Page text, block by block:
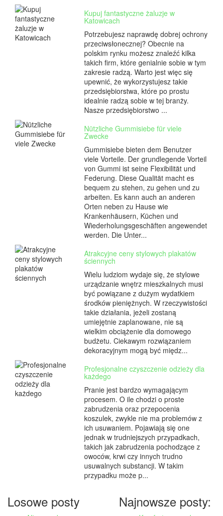
Kupuj fantastyczne żaluzje w
Katowicach
Potrzebujesz naprawdę dobrej ochrony
przeciwsłonecznej? Obecnie na
polskim rynku możesz znaleźć kilka
takich firm, które genialnie sobie w tym
zakresie radzą. Warto jest więc się
upewnić, że wykorzystujesz takie
przedsiębiorstwa, które po prostu
idealnie radzą sobie w tej branży.
Nasze przedsiębiorstwo ...
Nützliche Gummisiebe für viele
Zwecke
Gummisiebe bieten dem Benutzer
viele Vorteile. Der grundlegende Vorteil
von Gummi ist seine Flexibilität und
Federung. Diese Qualität macht es
bequem zu stehen, zu gehen und zu
arbeiten. Es kann auch an anderen
Orten neben zu Hause wie
Krankenhäusern, Küchen und
Wiederholungsgeschäften angewendet
werden. Die Unter...
Atrakcyjne ceny stylowych plakatów
ściennych
Wielu ludziom wydaje się, że stylowe
urządzanie wnętrz mieszkalnych musi
być powiązane z dużym wydatkiem
środków pieniężnych. W rzeczywistości
takie działania, jeżeli zostaną
umiejętnie zaplanowane, nie są
wielkim obciążenie dla domowego
budżetu. Ciekawym rozwiązaniem
dekoracyjnym mogą być międz...
Profesjonalne czyszczenie odzieży dla
każdego
Pranie jest bardzo wymagającym
procesem. O ile chodzi o proste
zabrudzenia oraz przepocenia
koszulek, zwykle nie ma problemów z
ich usuwaniem. Pojawiają się one
jednak w trudniejszych przypadkach,
takich jak zabrudzenia pochodzące z
owoców, krwi czy innych trudno
usuwalnych substancji. W takim
przypadku może p...
Losowe posty Najnowsze posty: